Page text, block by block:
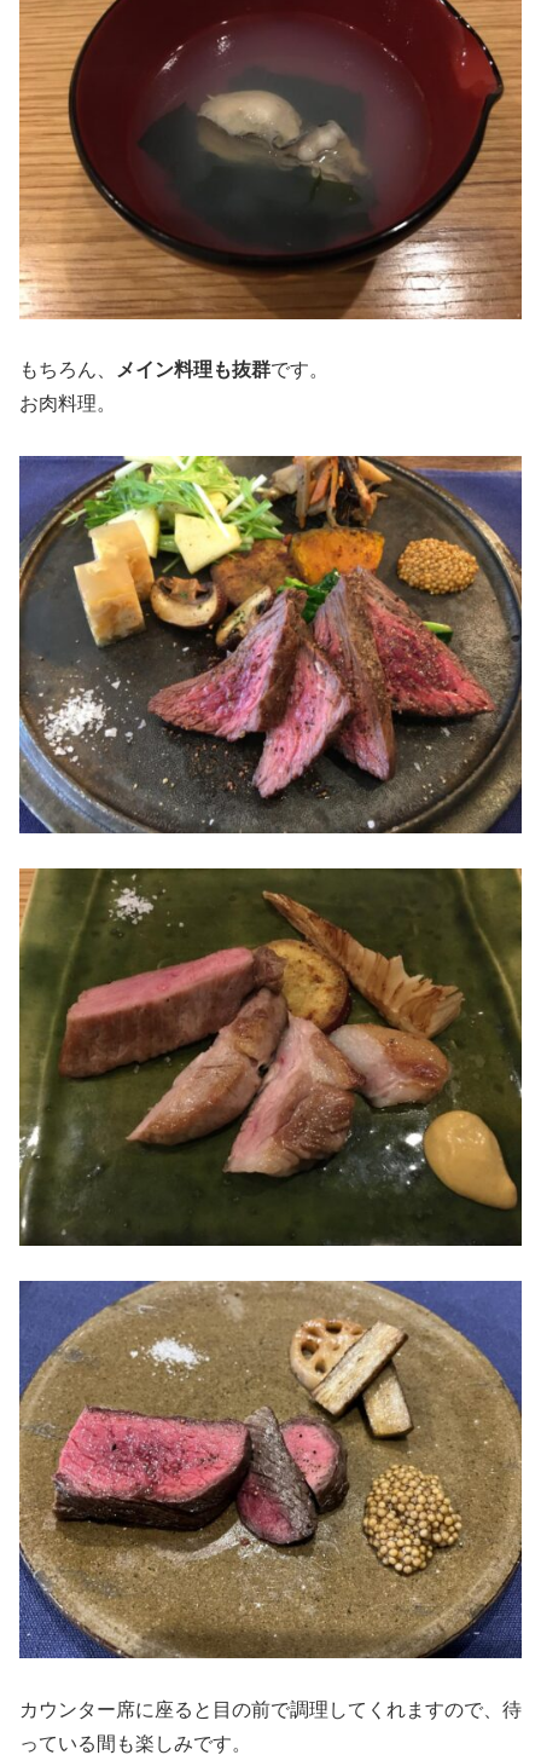
もちろん、 メイン料理も抜群です。
お肉料理。
カウンター席に座ると目の前で調理してくれますので、待
っている間も楽しみです。